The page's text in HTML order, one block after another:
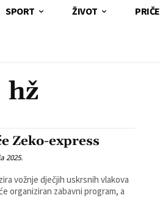
SPORT ŽIVOT PRIČE
hž
Zeko-express
2025.
vožnje dječjih uskrsnih vlakova
organiziran zabavni program, a